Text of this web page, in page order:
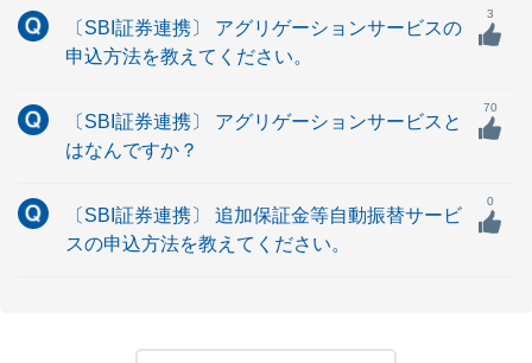
〔SBI証券連携〕 アグリゲーションサービスの
申込方法を教えてください。
3
〔SBI証券連携〕 アグリゲーションサービスと
はなんですか？
70
〔SBI証券連携〕 追加保証金等自動振替サービ
スの申込方法を教えてください。
0